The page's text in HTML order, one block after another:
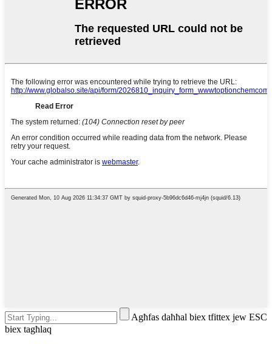
Agħfas daħħal biex tfittex jew ESC
biex tagħlaq